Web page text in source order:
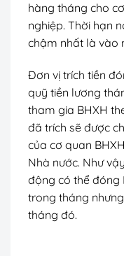
hàng tháng cho
nghiệp. Thời hạn
chậm nhất là vào
Đơn vị trích tiền
quỹ tiền lương
tham gia BHXH
đã trích sẽ được
của cơ quan
Nhà nước. Như
động có thể đóng
trong tháng
tháng đó.